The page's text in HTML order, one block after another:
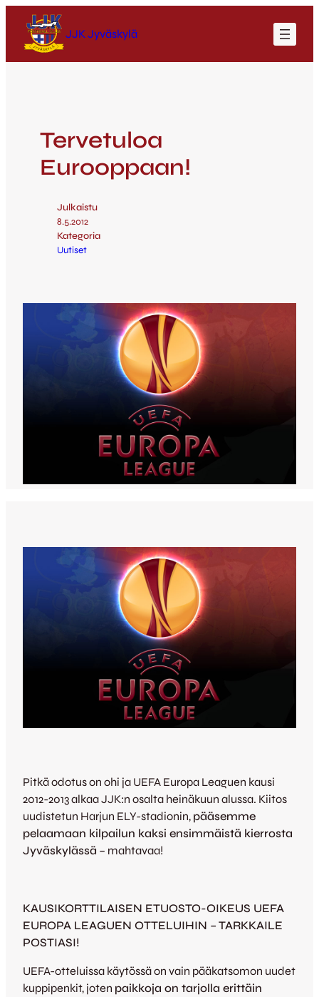
JJK Jyväskylä
Tervetuloa
Eurooppaan!
Julkaistu
8.5.2012
Kategoria
Uutiset
Pitkä odotus on ohi ja UEFA Europa Leaguen kausi
2012-2013 alkaa JJK:n osalta heinäkuun alussa. Kiitos
uudistetun Harjun ELY-stadionin, pääsemme
pelaamaan kilpailun kaksi ensimmäistä kierrosta
Jyväskylässä – mahtavaa!
KAUSIKORTTILAISEN ETUOSTO-OIKEUS UEFA
EUROPA LEAGUEN OTTELUIHIN – TARKKAILE
POSTIASI!
UEFA-otteluissa käytössä on vain pääkatsomon uudet
kuppipenkit, joten paikkoja on tarjolla erittäin